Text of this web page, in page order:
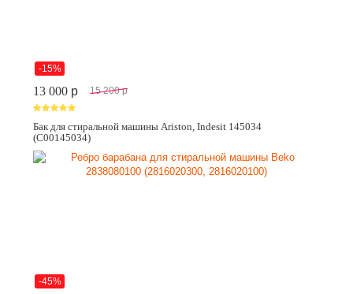
-15%
13 000 p 15 200 p
Бак для стиральной машины Ariston, Indesit 145034
(C00145034)
-45%